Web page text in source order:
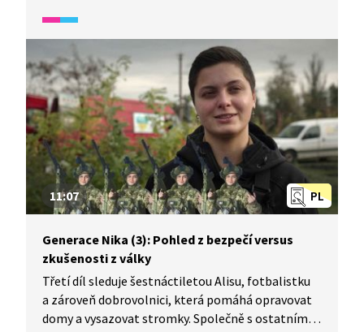
zasahují i do natáčení, děti se schovávají v krytu
a natáčí tam část filmu jako horor. Na cestě
na Ukrajinu je český režisér Tomáš Dianiška.
PL
11:07
Generace Nika (3): Pohled z bezpečí versus
zkušenosti z války
Třetí díl sleduje šestnáctiletou Alisu, fotbalistku
a zároveň dobrovolnici, která pomáhá opravovat
domy a vysazovat stromky. Společně s ostatními